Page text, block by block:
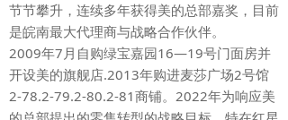
节节攀升，连续多年获得美的总部嘉奖，目前
是皖南最大代理商与战略合作伙伴。
2009年7月自购绿宝嘉园16—19号门面房并
开设美的旗舰店.2013年购进麦莎广场2号馆
2-78.2-79.2-80.2-81商铺。2022年为响应美